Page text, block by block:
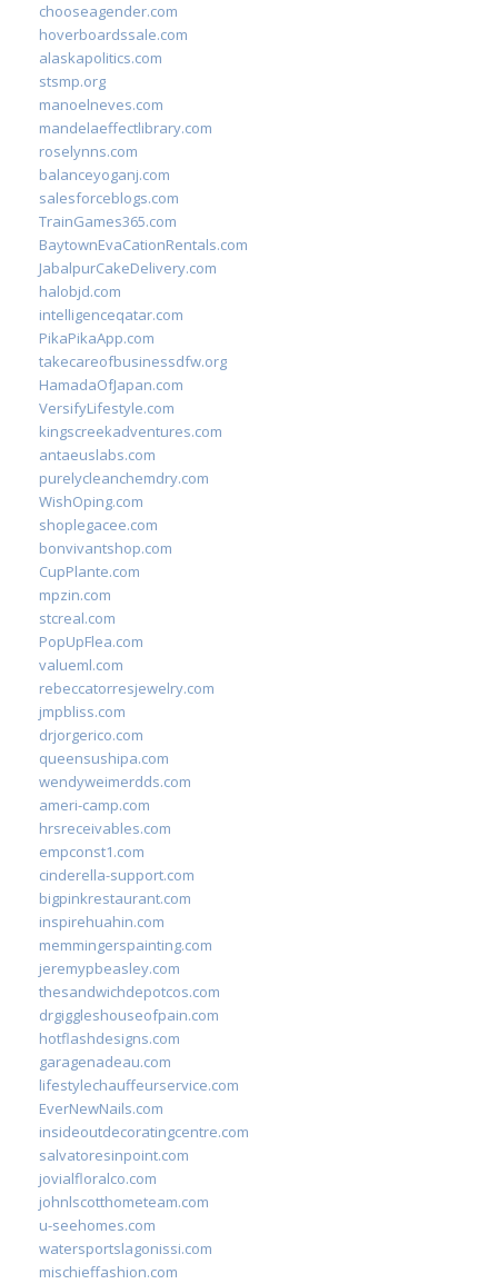
chooseagender.com
hoverboardssale.com
alaskapolitics.com
stsmp.org
manoelneves.com
mandelaeffectlibrary.com
roselynns.com
balanceyoganj.com
salesforceblogs.com
TrainGames365.com
BaytownEvaCationRentals.com
JabalpurCakeDelivery.com
halobjd.com
intelligenceqatar.com
PikaPikaApp.com
takecareofbusinessdfw.org
HamadaOfJapan.com
VersifyLifestyle.com
kingscreekadventures.com
antaeuslabs.com
purelycleanchemdry.com
WishOping.com
shoplegacee.com
bonvivantshop.com
CupPlante.com
mpzin.com
stcreal.com
PopUpFlea.com
valueml.com
rebeccatorresjewelry.com
jmpbliss.com
drjorgerico.com
queensushipa.com
wendyweimerdds.com
ameri-camp.com
hrsreceivables.com
empconst1.com
cinderella-support.com
bigpinkrestaurant.com
inspirehuahin.com
memmingerspainting.com
jeremypbeasley.com
thesandwichdepotcos.com
drgiggleshouseofpain.com
hotflashdesigns.com
garagenadeau.com
lifestylechauffeurservice.com
EverNewNails.com
insideoutdecoratingcentre.com
salvatoresinpoint.com
jovialfloralco.com
johnlscotthometeam.com
u-seehomes.com
watersportslagonissi.com
mischieffashion.com